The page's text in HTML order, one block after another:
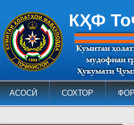
КҲФ
АСОСӢ СОХТОР